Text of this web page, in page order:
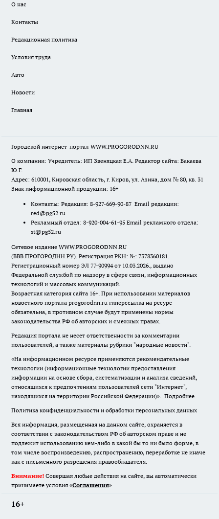
О нас
Контакты
Редакционная политика
Условия труда
Авто
Новости
Главная
Городской интернет-портал WWW.PROGORODNN.RU
О компании: Учредитель: ИП Звеняцкая Е.А. Редактор сайта: Бакаева
Ю.Г.
Адрес: 610001, Кировская область, г. Киров, ул. Азина, дом № 80, кв. 31
Знак информационной продукции: 16+
Контакты: Редакция: 8-927-669-90-87 Email редакции:
red@pg52.ru
Рекламный отдел: 8-920-004-61-95 Email рекламного отдела:
st@pg52.ru
Сетевое издание WWW.PROGORODNN.RU
(ВВВ.ПРОГОРОДНН.РУ). Регистрация РКН: №: 7378360181.
Регистрационный номер ЭЛ 77-90994 от 10.03.2026., выдано
Федеральной службой по надзору в сфере связи, информационных
технологий и массовых коммуникаций.
Возрастная категория сайта 16+. При использовании материалов
новостного портала progorodnn.ru гиперссылка на ресурс
обязательна, в противном случае будут применены нормы
законодательства РФ об авторских и смежных правах.
Редакция портала не несет ответственности за комментарии
пользователей, а также материалы рубрики "народные новости".
«На информационном ресурсе применяются рекомендательные
технологии (информационные технологии предоставления
информации на основе сбора, систематизации и анализа сведений,
относящихся к предпочтениям пользователей сети "Интернет",
находящихся на территории Российской Федерации)». Подробнее
Политика конфиденциальности и обработки персональных данных
Вся информация, размещенная на данном сайте, охраняется в
соответствии с законодательством РФ об авторском праве и не
подлежит использованию кем-либо в какой бы то ни было форме, в
том числе воспроизведению, распространению, переработке не иначе
как с письменного разрешения правообладателя.
Внимание! Совершая любые действия на сайте, вы автоматически
принимаете условия «Cоглашения»
16+